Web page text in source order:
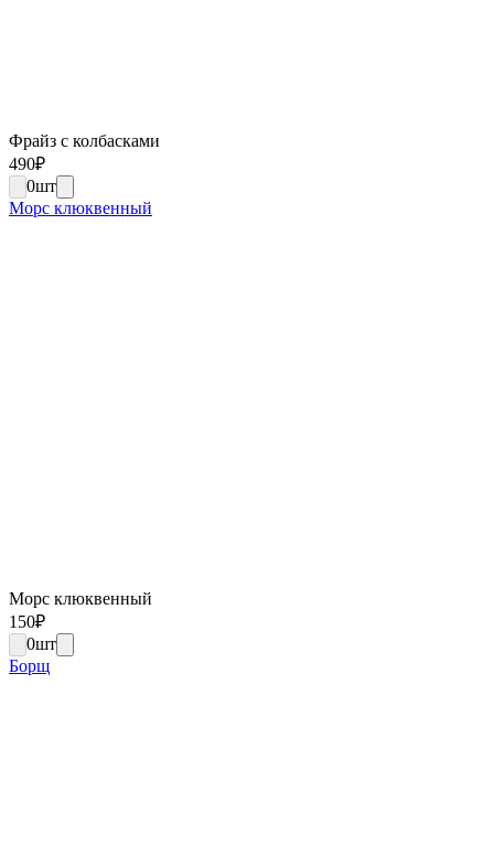
Фрайз с колбасками
490₽
0шт
Морс клюквенный
Морс клюквенный
150₽
0шт
Борщ